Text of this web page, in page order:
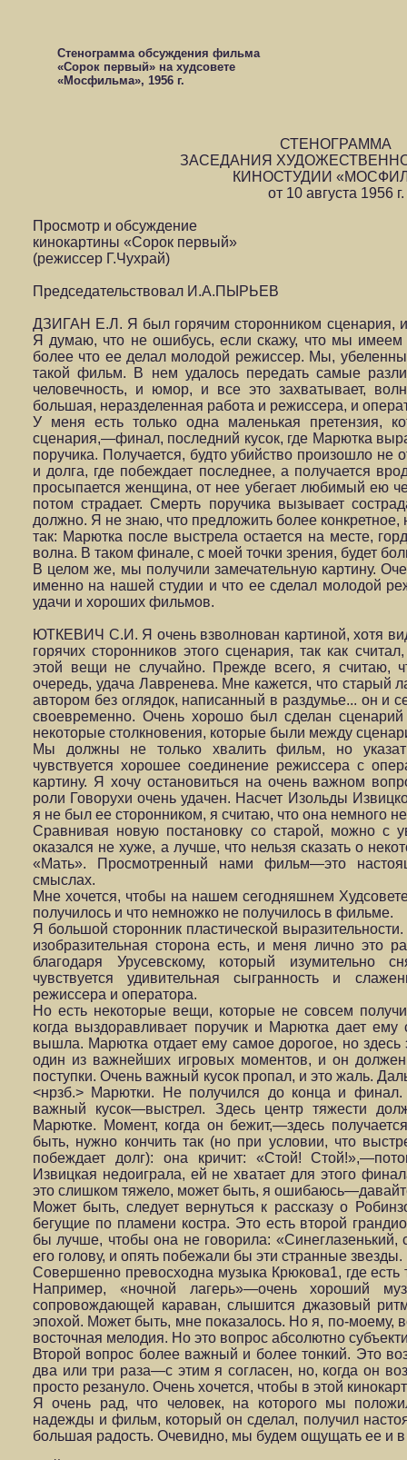
Стенограмма обсуждения фильма
«Сорок первый» на худсовете
«Мосфильма», 1956 г.
СТЕНОГРАММА
ЗАСЕДАНИЯ
КИНОСТУДИИ
от 10 августа 1956 г.
Просмотр и обсуждение
кинокартины «Сорок первый»
(режиссер Г.Чухрай)
Председательствовал И.А.ПЫРЬЕВ
ДЗИГАН Е.Л. Я был горячим сторонником сценария,
Я думаю, что не ошибусь, если скажу, что мы имеем
более что ее делал молодой режиссер. Мы,
такой фильм. В нем удалось передать самые
человечность, и юмор, и все это захватывает,
большая, неразделенная работа и режиссера, и
У меня есть только одна маленькая претензия,
сценария,—финал, последний кусок, где Марютка
поручика. Получается, будто убийство произошло
и долга, где побеждает последнее, а получается
просыпается женщина, от нее убегает любимый ею
потом страдает. Смерть поручика вызывает
должно. Я не знаю, что предложить более
так: Марютка после выстрела остается на месте,
волна. В таком финале, с моей точки зрения, будет
В целом же, мы получили замечательную картину.
именно на нашей студии и что ее сделал молодой
удачи и хороших фильмов.
ЮТКЕВИЧ С.И. Я очень взволнован картиной, хотя
горячих сторонников этого сценария, так как
этой вещи не случайно. Прежде всего, я считаю,
очередь, удача Лавренева. Мне кажется, что старый
автором без оглядок, написанный в раздумье... он и
своевременно. Очень хорошо был сделан
некоторые столкновения, которые были между
Мы должны не только хвалить фильм, но
чувствуется хорошее соединение режиссера с
картину. Я хочу остановиться на очень важном
роли Говорухи очень удачен. Насчет Изольды
я не был ее сторонником, я считаю, что она немного
Сравнивая новую постановку со старой, можно с
оказался не хуже, а лучше, что нельзя сказать о
«Мать». Просмотренный нами фильм—это
смыслах.
Мне хочется, чтобы на нашем сегодняшнем
получилось и что немножко не получилось в фильме.
Я большой сторонник пластической
изобразительная сторона есть, и меня лично это
благодаря Урусевскому, который
чувствуется удивительная сыгранность и
режиссера и оператора.
Но есть некоторые вещи, которые не совсем
когда выздоравливает поручик и Марютка дает
вышла. Марютка отдает ему самое дорогое, но здесь
один из важнейших игровых моментов, и он должен
поступки. Очень важный кусок пропал, и это жаль.
<нрзб.> Марютки. Не получился до конца и
важный кусок—выстрел. Здесь центр тяжести
Марютке. Момент, когда он бежит,—здесь
быть, нужно кончить так (но при условии, что
побеждает долг): она кричит: «Стой!
Извицкая недоиграла, ей не хватает для этого
это слишком тяжело, может быть, я
Может быть, следует вернуться к рассказу о
бегущие по пламени костра. Это есть второй
бы лучше, чтобы она не говорила: «Синеглазенький,
его голову, и опять побежали бы эти странные звезды.
Совершенно превосходна музыка Крюкова1, где есть
Например, «ночной лагерь»—очень хороший
сопровождающей караван, слышится джазовый
эпохой. Может быть, мне показалось. Но я, по-моему,
восточная мелодия. Но это вопрос абсолютно
Второй вопрос более важный и более тонкий. Это
два или три раза—с этим я согласен, но, когда он
просто резануло. Очень хочется, чтобы в этой
Я очень рад, что человек, на которого мы
надежды и фильм, который он сделал, получил
большая радость. Очевидно, мы будем ощущать ее и